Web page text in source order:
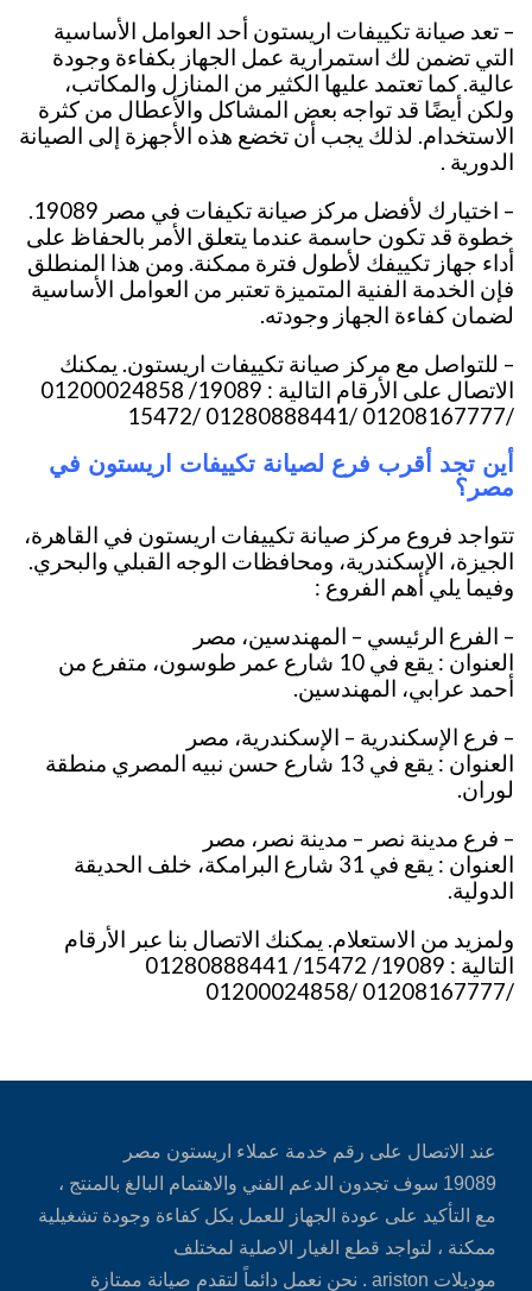
– تعد صيانة تكييفات اريستون أحد العوامل الأساسية
التي تضمن لك استمرارية عمل الجهاز بكفاءة وجودة
عالية. كما تعتمد عليها الكثير من المنازل والمكاتب،
ولكن أيضًا قد تواجه بعض المشاكل والأعطال من كثرة
الاستخدام. لذلك يجب أن تخضع هذه الأجهزة إلى الصيانة
الدورية .
– اختيارك لأفضل مركز صيانة تكيفات في مصر 19089.
خطوة قد تكون حاسمة عندما يتعلق الأمر بالحفاظ على
أداء جهاز تكييفك لأطول فترة ممكنة. ومن هذا المنطلق
فإن الخدمة الفنية المتميزة تعتبر من العوامل الأساسية
لضمان كفاءة الجهاز وجودته.
– للتواصل مع مركز صيانة تكييفات اريستون. يمكنك
الاتصال على الأرقام التالية : 19089/
01200024858
/01208167777 /01280888441 /15472
أين تجد أقرب فرع لصيانة تكييفات اريستون في
مصر؟
تتواجد فروع مركز صيانة تكييفات اريستون في القاهرة،
الجيزة، الإسكندرية، ومحافظات الوجه القبلي والبحري.
وفيما يلي أهم الفروع :
– الفرع الرئيسي – المهندسين، مصر
العنوان : يقع في 10 شارع عمر طوسون، متفرع من
أحمد عرابي، المهندسين.
– فرع الإسكندرية – الإسكندرية، مصر
العنوان : يقع في 13 شارع حسن نبيه المصري منطقة
لوران.
– فرع مدينة نصر – مدينة نصر، مصر
العنوان : يقع في 31 شارع البرامكة، خلف الحديقة
الدولية.
ولمزيد من الاستعلام. يمكنك الاتصال بنا عبر الأرقام
التالية : 19089/ 15472/ 01280888441
/01208167777 /01200024858
عند الاتصال على رقم خدمة عملاء اريستون مصر
19089 سوف تجدون الدعم الفني والاهتمام البالغ بالمنتج ،
مع التأكيد على عودة الجهاز للعمل بكل كفاءة وجودة تشغيلية
ممكنة ، لتواجد قطع الغيار الاصلية لمختلف
موديلات ariston . نحن نعمل دائماً لتقدم صيانة ممتازة